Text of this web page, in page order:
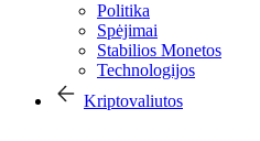
Politika
Spėjimai
Stabilios Monetos
Technologijos
Kriptovaliutos